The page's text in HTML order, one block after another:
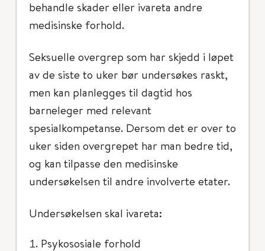
behandle skader eller ivareta andre
medisinske forhold.
Seksuelle overgrep som har skjedd i løpet
av de siste to uker bør undersøkes raskt,
men kan planlegges til dagtid hos
barneleger med relevant
spesialkompetanse. Dersom det er over to
uker siden overgrepet har man bedre tid,
og kan tilpasse den medisinske
undersøkelsen til andre involverte etater.
Undersøkelsen skal ivareta:
Psykososiale forhold